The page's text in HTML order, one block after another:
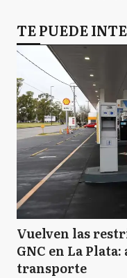
TE PUEDE
Vuelven las
GNC en La
transporte